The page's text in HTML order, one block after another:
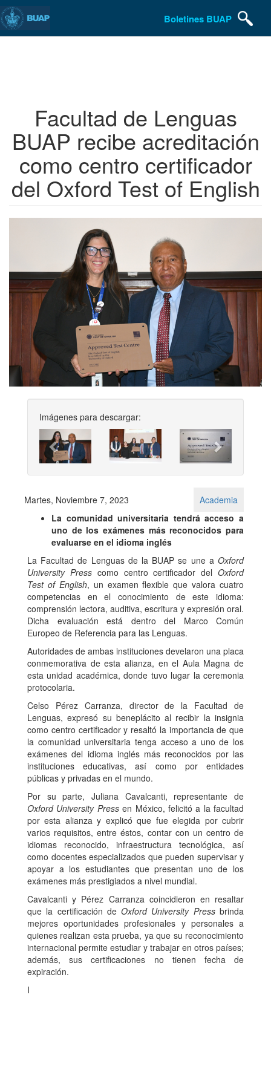
Boletines BUAP
Facultad de Lenguas
BUAP recibe acreditación
como centro certificador
del Oxford Test of English
Imágenes para descargar:
Previous Next
Martes, Noviembre 7, 2023
Academia
La comunidad universitaria tendrá acceso a
uno de los exámenes más reconocidos para
evaluarse en el idioma inglés
La Facultad de Lenguas de la BUAP se une a Oxford
University Presscomo centro certificador delOxford
Test of English, un examen flexible que valora cuatro
competencias en el conocimiento de este idioma:
comprensión lectora, auditiva, escritura y expresión oral.
Dicha evaluación está dentro del Marco Común
Europeo de Referencia para las Lenguas.
Autoridades de ambas instituciones develaron una placa
conmemorativa de esta alianza, en el Aula Magna de
esta unidad académica, donde tuvo lugar la ceremonia
protocolaria.
Celso Pérez Carranza, director de la Facultad de
Lenguas, expresó su beneplácito al recibir la insignia
como centro certificador y resaltó la importancia de que
la comunidad universitaria tenga acceso a uno de los
exámenes del idioma inglés más reconocidos por las
instituciones educativas, así como por entidades
públicas y privadas en el mundo.
Por su parte, Juliana Cavalcanti, representante de
Oxford University Pressen México, felicitó a la facultad
por esta alianza y explicó que fue elegida por cubrir
varios requisitos, entre éstos, contar con un centro de
idiomas reconocido, infraestructura tecnológica, así
como docentes especializados que pueden supervisar y
apoyar a los estudiantes que presentan uno de los
exámenes más prestigiados a nivel mundial.
Cavalcanti y Pérez Carranza coincidieron en resaltar
que la certificación deOxford University Pressbrinda
mejores oportunidades profesionales y personales a
quienes realizan esta prueba, ya que su reconocimiento
internacional permite estudiar y trabajar en otros países;
además, sus certificaciones no tienen fecha de
expiración.
I